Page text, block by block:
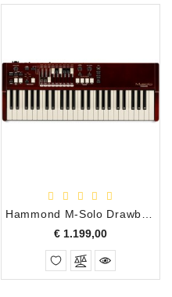
€ 1.199,00Prijs